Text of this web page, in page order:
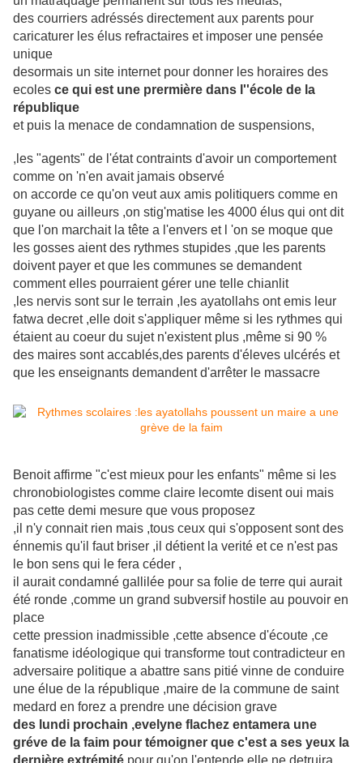
des courriers adréssés directement aux parents pour
caricaturer les élus refractaires et imposer une pensée
unique
desormais un site internet pour donner les horaires des
ecoles ce qui est une prermière dans l''école de la
république
et puis la menace de condamnation de suspensions,
,les "agents" de l'état contraints d'avoir un comportement
comme on 'n'en avait jamais observé
on accorde ce qu'on veut aux amis politiquers comme en
guyane ou ailleurs ,on stig'matise les 4000 élus qui ont dit
que l'on marchait la tête a l'envers et l 'on se moque que
les gosses aient des rythmes stupides ,que les parents
doivent payer et que les communes se demandent
comment elles pourraient gérer une telle chianlit
,les nervis sont sur le terrain ,les ayatollahs ont emis leur
fatwa decret ,elle doit s'appliquer même si les rythmes qui
étaient au coeur du sujet n'existent plus ,même si 90 %
des maires sont accablés,des parents d'éleves ulcérés et
que les enseignants demandent d'arrêter le massacre
Benoit affirme "c'est mieux pour les enfants" même si les
chronobiologistes comme claire lecomte disent oui mais
pas cette demi mesure que vous proposez
,il n'y connait rien mais ,tous ceux qui s'opposent sont des
énnemis qu'il faut briser ,il détient la verité et ce n'est pas
le bon sens qui le fera céder ,
il aurait condamné gallilée pour sa folie de terre qui aurait
été ronde ,comme un grand subversif hostile au pouvoir en
place
cette pression inadmissible ,cette absence d'écoute ,ce
fanatisme idéologique qui transforme tout contradicteur en
adversaire politique a abattre sans pitié vinne de conduire
une élue de la république ,maire de la commune de saint
medard en forez a prendre une décision grave
des lundi prochain ,evelyne flachez entamera une
gréve de la faim pour témoigner que c'est a ses yeux la